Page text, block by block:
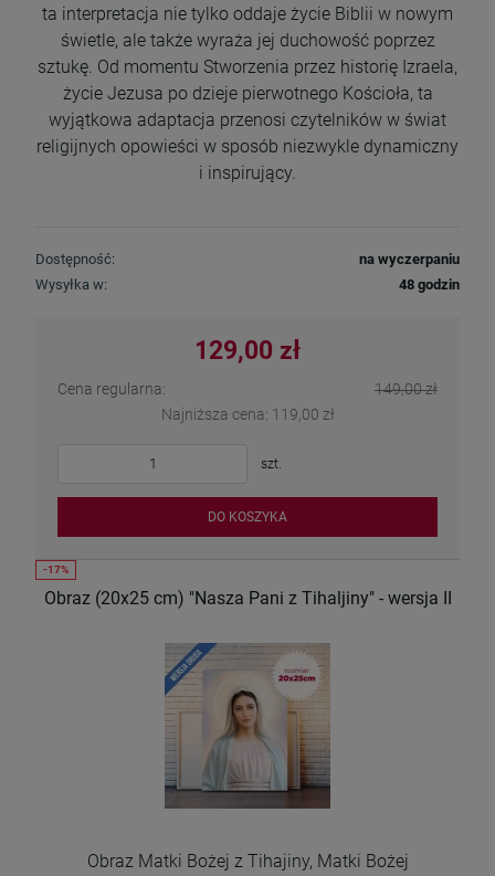
ta interpretacja nie tylko oddaje życie Biblii w nowym
świetle, ale także wyraża jej duchowość poprzez
sztukę. Od momentu Stworzenia przez historię Izraela,
życie Jezusa po dzieje pierwotnego Kościoła, ta
wyjątkowa adaptacja przenosi czytelników w świat
religijnych opowieści w sposób niezwykle dynamiczny
i inspirujący.
Dostępność:
na wyczerpaniu
Wysyłka w:
48 godzin
129,00 zł
Cena regularna:
149,00 zł
Najniższa cena: 119,00 zł
szt.
DO KOSZYKA
Obraz (20x25 cm) "Nasza Pani z Tihaljiny" - wersja II
Obraz Matki Bożej z Tihajiny, Matki Bożej